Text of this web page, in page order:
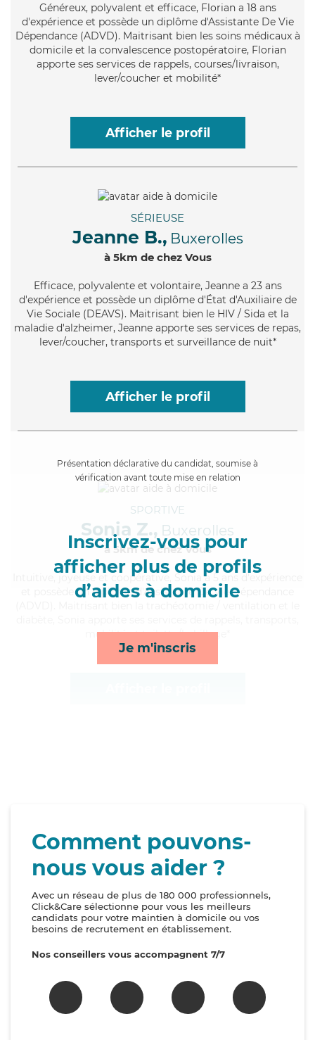
Généreux, polyvalent et efficace, Florian a 18 ans
d'expérience et possède un diplôme d'Assistante De Vie
Dépendance (ADVD). Maitrisant bien les soins médicaux à
domicile et la convalescence postopératoire, Florian
apporte ses services de rappels, courses/livraison,
lever/coucher et mobilité*
Afficher le profil
SÉRIEUSE
Jeanne B., Buxerolles
à 5km de chez Vous
Efficace, polyvalente et volontaire, Jeanne a 23 ans
d'expérience et possède un diplôme d'État d'Auxiliaire de
Vie Sociale (DEAVS). Maitrisant bien le HIV / Sida et la
maladie d'alzheimer, Jeanne apporte ses services de repas,
lever/coucher, transports et surveillance de nuit*
Afficher le profil
Présentation déclarative du candidat, soumise à
vérification avant toute mise en relation
Inscrivez-vous pour
afficher plus de profils
d’aides à domicile
Je m'inscris
SPORTIVE
Sonia Z., Buxerolles
à 5km de chez Vous
, joyeuse et coopérative, Sonia a 5 ans d'expérience
et possède un diplôme d'Assistante De Vie Dépendance
mobilité et toilette/habillage*
Comment pouvons-
nous vous aider ?
Avec un réseau de plus de 180 000 professionnels,
Click&Care sélectionne pour vous les meilleurs
candidats pour votre maintien à domicile ou vos
besoins de recrutement en établissement.
Nos conseillers vous accompagnent 7/7